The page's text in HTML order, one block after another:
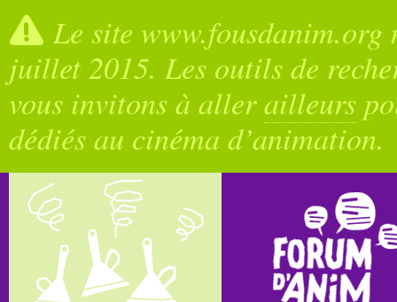
Le site
juillet 2015. Les outils de
vous invitons à allerailleurs
dédiés au cinéma d’animation.